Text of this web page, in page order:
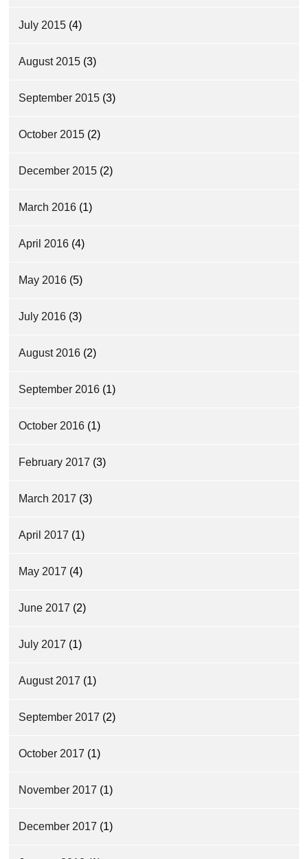
July 2015 (4)
August 2015 (3)
September 2015 (3)
October 2015 (2)
December 2015 (2)
March 2016 (1)
April 2016 (4)
May 2016 (5)
July 2016 (3)
August 2016 (2)
September 2016 (1)
October 2016 (1)
February 2017 (3)
March 2017 (3)
April 2017 (1)
May 2017 (4)
June 2017 (2)
July 2017 (1)
August 2017 (1)
September 2017 (2)
October 2017 (1)
November 2017 (1)
December 2017 (1)